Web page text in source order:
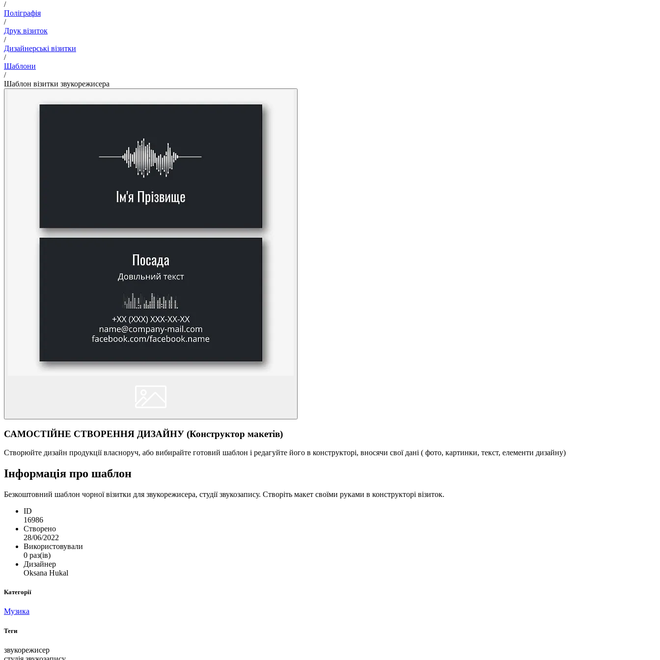
/
Поліграфія
/
Друк візиток
/
Дизайнерські візитки
/
Шаблони
/
Шаблон візитки звукорежисера
САМОСТІЙНЕ СТВОРЕННЯ ДИЗАЙНУ (Конструктор макетів)
Створюйте дизайн продукції власноруч, або вибирайте готовий шаблон і редагуйте його в конструкторі, вносячи свої дані ( фото, картинки, текст, елементи дизайну)
Інформація про шаблон
Безкоштовний шаблон чорної візитки для звукорежисера, студії звукозапису. Створіть макет своїми руками в конструкторі візиток.
ID
16986
Створено
28/06/2022
Використовували
0 раз(ів)
Дизайнер
Oksana Hukal
Категорії
Музика
Теги
звукорежисер